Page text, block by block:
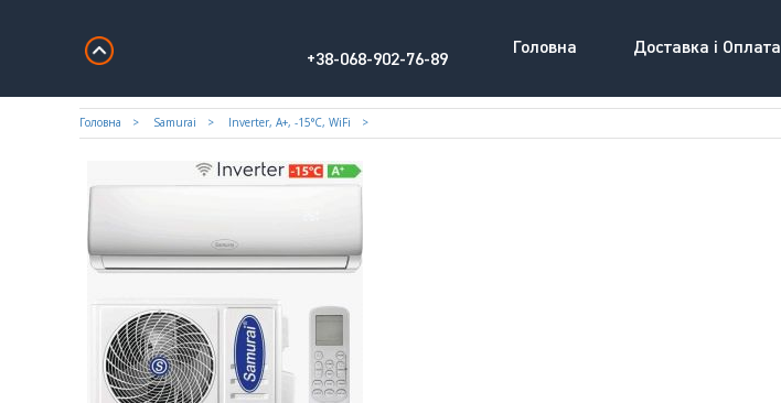
+38-068-902-76-89
Головна Доставка і Оплата
Головна Samurai Inverter, A+, -15°С, WiFi